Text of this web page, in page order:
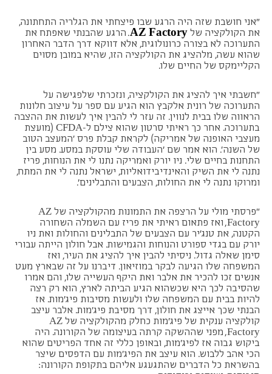
״אני חושבת שזה היה הרגע שבו פיצחתי את הגלריה התחתונה,
את הקולקציה של AZ Factory. הרגע שהבנתי שאפתח את
התערוכה לא בצורה כרונולוגית, אלא דווקא דרך הדבר האחרון
שהוא עשה, מלהציג את הקולקציה הזו, שהיא במובן מסוים
הקליימקס של החיים שלו.
"חשבתי איך להציג את הקולקציה, ונזכרתי שלפגישה על
התערוכה של רונית אלקבץ הוא הגיע עם ספר על עיצוב חלונות
הראווה שלו בבית לנווין. זה עזר לי להבין איך לעשות את ההצבה
בתערוכה. אחר כך ראיתי סרטון שהוא צילם ל-CFDA (מועצת
מעצבי האופנה של אמריקה) לקראת קבלת פרס 'המעצב הטוב
של השנה'. הוא אמר שם ׳העבודה שלי עוסקת במסע. מסע בין
התחנות בחיים שלי. ניו יורק ואמריקה נתנו לי את הנוחות, פריז
נתנה לי את השיק והאינדיבידואליות, ישראל נתנה לי את המתח,
ומרוקו נתנה לי את החולות, הצבעים והתבלינים׳.
"פרסתי מולי על הרצפה את התמונות מהקולקציה של AZ
Factory, ואז פתאום ראיתי את פריז עם השמלה השחורה
הקטנה, את טנג׳יר עם הצבעים של התבלינים והחולות ואת ניו
יורק עם בגדי ספורט והנוחות והגמישות. אבל חולון הייתה עבורי
סימן שאלה גדול. ניסיתי להבין איך להציג את העיר, ואז
המשפחה שלו הגיעה לבקר במוזיאון. דיברנו על זה שבארץ מעט
אנשים זכו להכיר את אלבר ואת היקף העשייה שלו, והם אמרו
שהסיבה לכך היא שכשהוא הגיע הביתה לארץ, הוא רק רצה
להיות בבית עם המשפחה שלו ולעשות מסיבות פיג׳מות. אז
הבנתי שכך אייצג את חולון, דרך מסיבת פיג'מות. אלבר עיצב
קולקציה ענקית של פיג׳מות כחלק מהקולקציה של AZ
Factory, מפני שההשקה קרתה בעיצומה של הקורונה. היה
ביקוש גבוה אז לפיג'מות, ובאופן כללי זה אחד הפריטים שהוא
הכי אהב ללבוש. הוא עיצב את הפיג'מות עם הדפסים שיצר
בהשראת כל הדברים שהתגעגע אליהם בתקופת הקורונה: